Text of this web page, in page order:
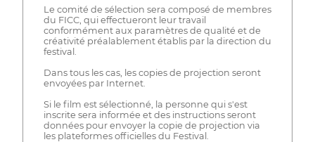
Le comité de sélection sera composé de membres
du FICC, qui effectueront leur travail
conformément aux paramètres de qualité et de
créativité préalablement établis par la direction du
festival.
Dans tous les cas, les copies de projection seront
envoyées par Internet.
Si le film est sélectionné, la personne qui s'est
inscrite sera informée et des instructions seront
données pour envoyer la copie de projection via
les plateformes officielles du Festival.